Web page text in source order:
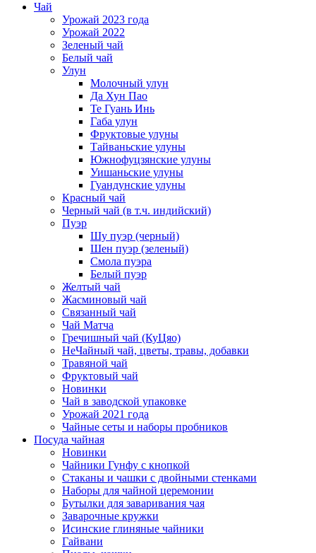
Чай
Урожай 2023 года
Урожай 2022
Зеленый чай
Белый чай
Улун
Молочный улун
Да Хун Пао
Те Гуань Инь
Габа улун
Фруктовые улуны
Тайваньские улуны
Южнофуцзянские улуны
Уишаньские улуны
Гуандунские улуны
Красный чай
Черный чай (в т.ч. индийский)
Пуэр
Шу пуэр (черный)
Шен пуэр (зеленый)
Смола пуэра
Белый пуэр
Желтый чай
Жасминовый чай
Связанный чай
Чай Матча
Гречишный чай (КуЦяо)
НеЧайный чай, цветы, травы, добавки
Травяной чай
Фруктовый чай
Новинки
Чай в заводской упаковке
Урожай 2021 года
Чайные сеты и наборы пробников
Посуда чайная
Новинки
Чайники Гунфу с кнопкой
Стаканы и чашки с двойными стенками
Наборы для чайной церемонии
Бутылки для заваривания чая
Заварочные кружки
Исинские глиняные чайники
Гайвани